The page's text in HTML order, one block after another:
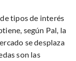
tipos de interés
según Pal, la
se desplaza
son las